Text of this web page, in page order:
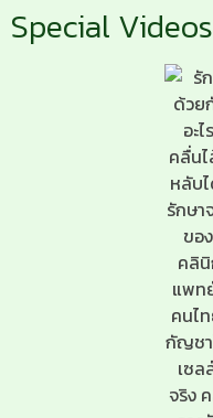
Special Videos